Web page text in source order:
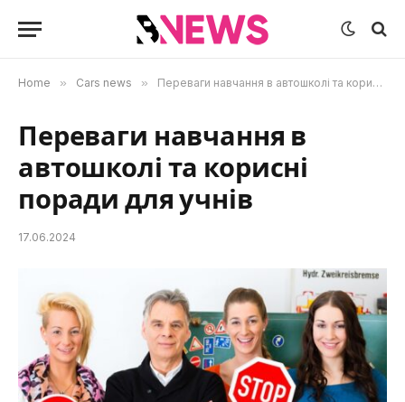
Home » Cars news » Переваги навчання в автошколі та корисні поради для учнів
Переваги навчання в
автошколі та корисні
поради для учнів
17.06.2024